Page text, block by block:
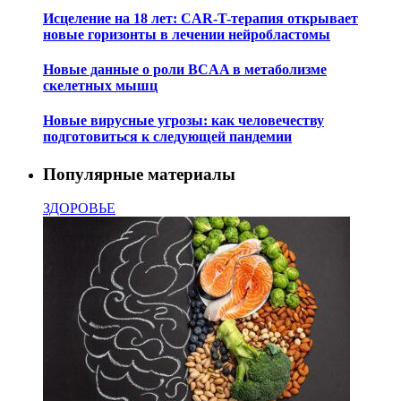
Исцеление на 18 лет: CAR-T-терапия открывает
новые горизонты в лечении нейробластомы
Новые данные о роли BCAA в метаболизме
скелетных мышц
Новые вирусные угрозы: как человечеству
подготовиться к следующей пандемии
Популярные материалы
ЗДОРОВЬЕ